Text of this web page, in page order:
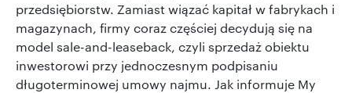
przedsiębiorstw. Zamiast wiązać kapitał w fabrykach i
magazynach, firmy coraz częściej decydują się na
model sale-and-leaseback, czyli sprzedaż obiektu
inwestorowi przy jednoczesnym podpisaniu
długoterminowej umowy najmu. Jak informuje My